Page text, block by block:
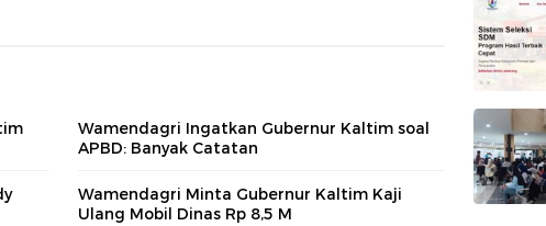
Wamendagri Ingatkan Gubernur Kaltim soal
APBD: Banyak Catatan
Wamendagri Minta Gubernur Kaltim Kaji
Ulang Mobil Dinas Rp 8,5 M